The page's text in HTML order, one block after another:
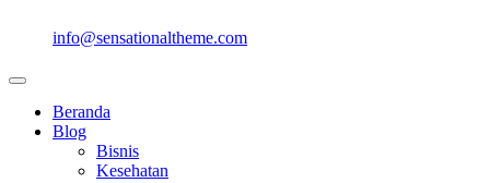
info@sensationaltheme.com
Beranda
Blog
Bisnis
Kesehatan